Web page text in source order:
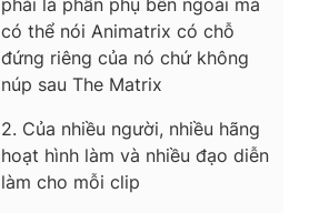
có thể nói Animatrix có chỗ
đứng riêng của nó chứ không
núp sau The Matrix
2. Của nhiều người, nhiều hãng
hoạt hình làm và nhiều đạo diễn
làm cho mỗi clip